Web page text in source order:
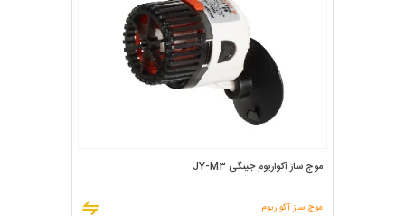
موج ساز آکواریوم جینگی JY-M3
موج ساز آکواریوم